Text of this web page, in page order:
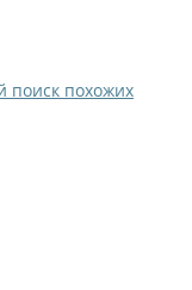
поиск похожих